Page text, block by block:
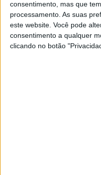
consentimento, mas que
processamento. As suas
este website. Você pode
consentimento a qualquer
clicando no botão
Martins, adiantou que os
desconfinar e a
funcionárias que